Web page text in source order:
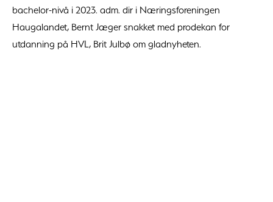
bachelor-nivå i 2023. adm. dir i Næringsforeningen
Haugalandet, Bernt Jæger snakket med prodekan for
utdanning på HVL, Brit Julbø om gladnyheten.